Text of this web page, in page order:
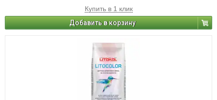
Купить в 1 клик
Добавить в корзину